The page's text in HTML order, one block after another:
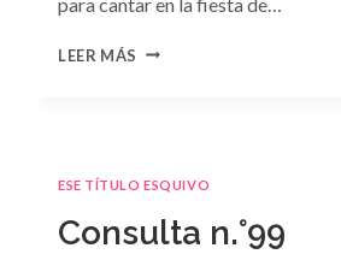
LEER MÁS CONSULTA
DE
EMMA
DARCY
ESE TÍTULO ESQUIVO
Consulta n.°99